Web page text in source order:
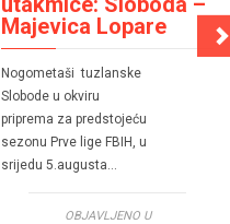
Majevica Lopare
Nogometaši tuzlanske
Slobode u okviru
priprema za predstojeću
sezonu Prve lige FBIH, u
srijedu 5.augusta…
OBJAVLJENO U